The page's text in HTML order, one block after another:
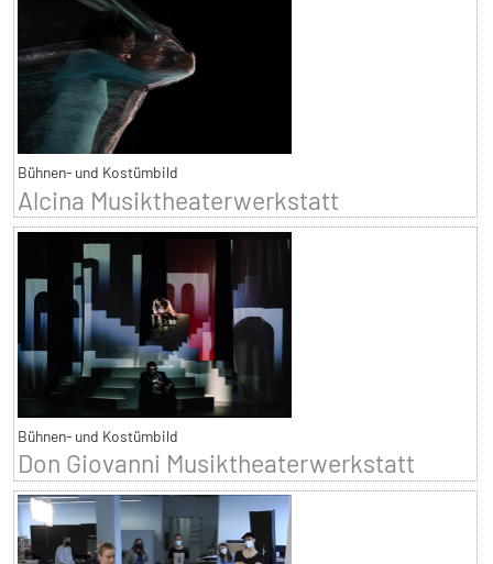
Bühnen- und Kostümbild
Alcina Musiktheaterwerkstatt
Bühnen- und Kostümbild
Don Giovanni Musiktheaterwerkstatt